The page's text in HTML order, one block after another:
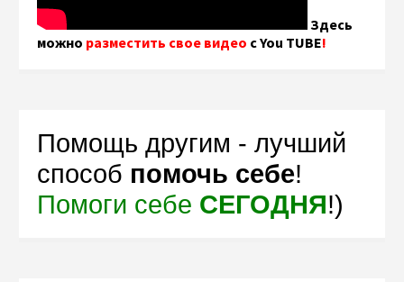
Здесь
можно разместить свое видео с You TUBE!
Помощь другим - лучший
способ помочь себе!
Помоги себе СЕГОДНЯ!)